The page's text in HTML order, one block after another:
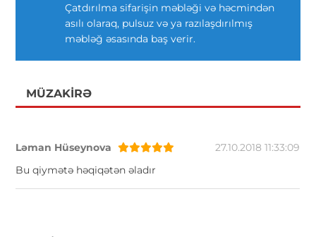
Çatdırılma sifarişin məbləği və həcmindən
asılı olaraq, pulsuz və ya razılaşdırılmış
məbləğ əsasında baş verir.
MÜZAKIRƏ
Ləman Hüseynova
27.10.2018 11:33:09
Bu qiymətə həqiqətən əladır